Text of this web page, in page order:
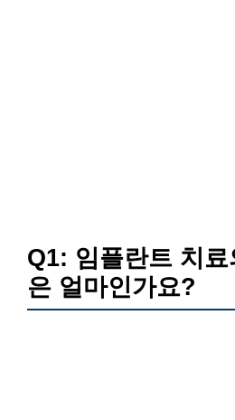
Q1: 임플란트 치
은 얼마인가요?